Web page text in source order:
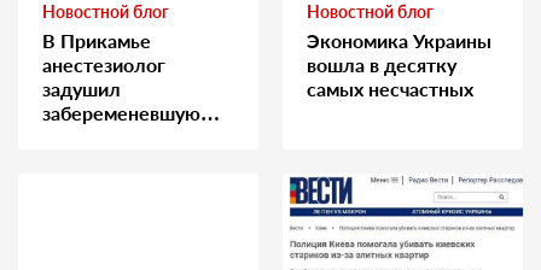
Новостной блог
В Прикамье
анестезиолог
задушил
забеременевшую
Новостной блог
Экономика Украины
вошла в десятку
самых несчастных